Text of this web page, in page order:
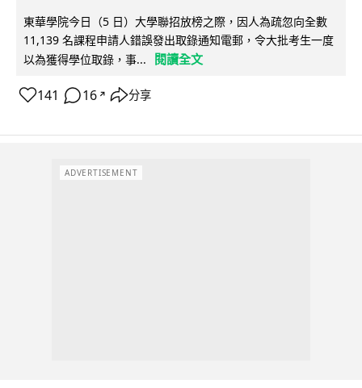
東華學院今日（5 日）大學聯招放榜之際，因人為疏忽向全數
11,139 名課程申請人錯誤發出取錄通知電郵，令大批考生一度
以為獲得學位取錄，事...
閱讀全文
141 16 ↗ 分享
ADVERTISEMENT